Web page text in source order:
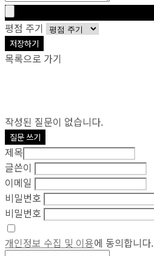
평점 주기
저장하기
목록으로 가기
작성된 질문이 없습니다.
질문 쓰기
제목
글쓴이
이메일
비밀번호
비밀번호
개인정보 수집 및 이용에 동의합니다.